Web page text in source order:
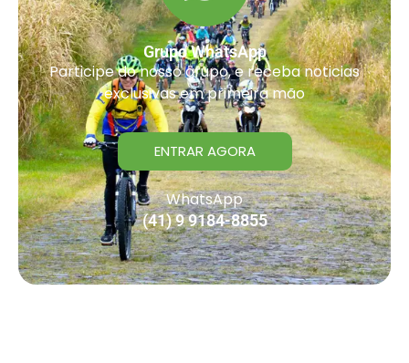
Grupo WhatsApp
Participe do nosso grupo, e receba noticias
exclusivas em primeira mão
ENTRAR AGORA
WhatsApp
(41) 9 9184-8855